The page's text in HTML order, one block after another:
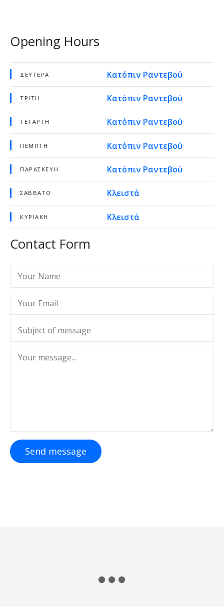
Opening Hours
ΔΕΥΤΈΡΑ Κατόπιν Ραντεβού
ΤΡΊΤΗ Κατόπιν Ραντεβού
ΤΕΤΆΡΤΗ Κατόπιν Ραντεβού
ΠΈΜΠΤΗ Κατόπιν Ραντεβού
ΠΑΡΑΣΚΕΥΉ Κατόπιν Ραντεβού
ΣΆΒΒΑΤΟ Κλειστά
ΚΥΡΙΑΚΉ Κλειστά
Contact Form
Send message